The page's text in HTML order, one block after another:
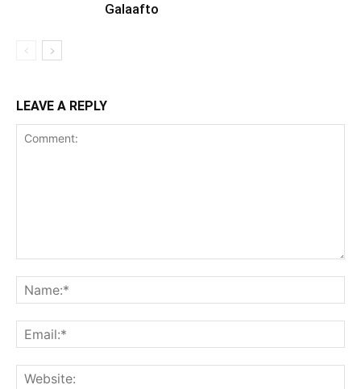
Galaafto
LEAVE A REPLY